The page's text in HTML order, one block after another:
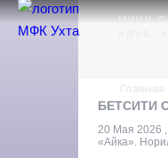
Ухта
МИНИ-
БЕТСИТИ
20 Мая 2026
«Айка».